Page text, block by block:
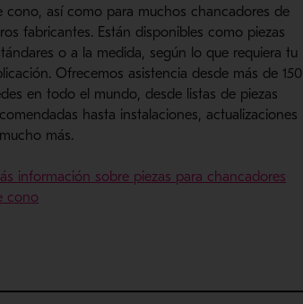
cono, así como para muchos chancadores de
fabricantes. Están disponibles como piezas
o a la medida, según lo que requiera tu
Ofrecemos asistencia desde más de 150
en todo el mundo, desde listas de piezas
hasta instalaciones, actualizaciones
más.
información sobre piezas para chancadores
cono